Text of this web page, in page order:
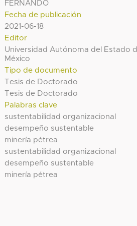
FERNANDO
Fecha de publicación
2021-06-18
Editor
Universidad Autónoma del Estado
México
Tipo de documento
Tesis de Doctorado
Tesis de Doctorado
Palabras clave
sustentabilidad organizacional
desempeño sustentable
minería pétrea
sustentabilidad organizacional
desempeño sustentable
minería pétrea